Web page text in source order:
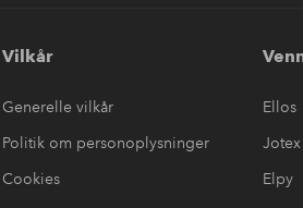
Vilkår
Generelle vilkår
Politik om personoplysninger
Cookies
Ellos
Jotex
Elpy